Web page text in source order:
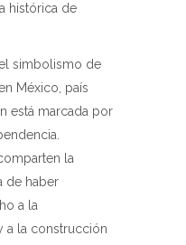
histórica de
simbolismo de
México, país
está marcada por
la
de haber
a la
a la construcción